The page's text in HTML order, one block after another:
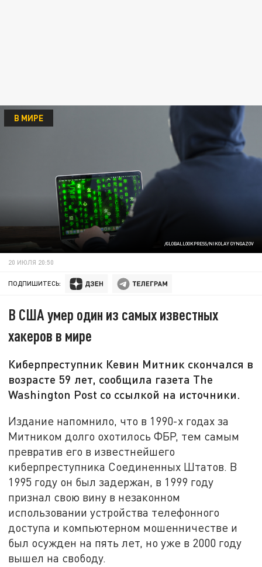
/GLOBALLOOKPRESS/NIKOLAY GYNGAZOV
В МИРЕ
20 ИЮЛЯ 20:50
ПОДПИШИТЕСЬ:
В США умер один из самых известных
хакеров в мире
Киберпреступник Кевин Митник скончался в
возрасте 59 лет, сообщила газета The
Washington Post со ссылкой на источники.
Издание напомнило, что в 1990-х годах за
Митником долго охотилось ФБР, тем самым
превратив его в известнейшего
киберпреступника Соединенных Штатов. В
1995 году он был задержан, в 1999 году
признал свою вину в незаконном
использовании устройства телефонного
доступа и компьютерном мошенничестве и
был осужден на пять лет, но уже в 2000 году
вышел на свободу.